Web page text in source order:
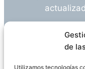
de
Utilizamos tecnologías
¿Tienes alguna